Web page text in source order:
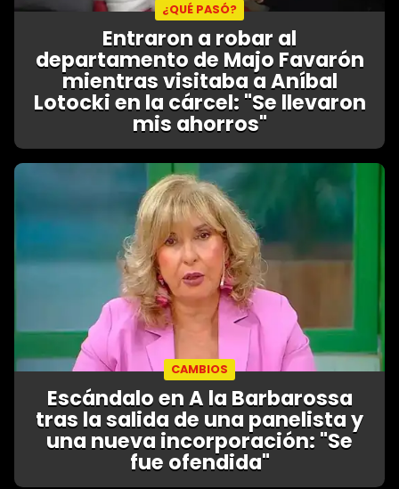
¿QUÉ PASÓ?
Entraron a robar al
departamento de Majo Favarón
mientras visitaba a Aníbal
Lotocki en la cárcel: "Se llevaron
mis ahorros"
CAMBIOS
Escándalo en A la Barbarossa
tras la salida de una panelista y
una nueva incorporación: "Se
fue ofendida"